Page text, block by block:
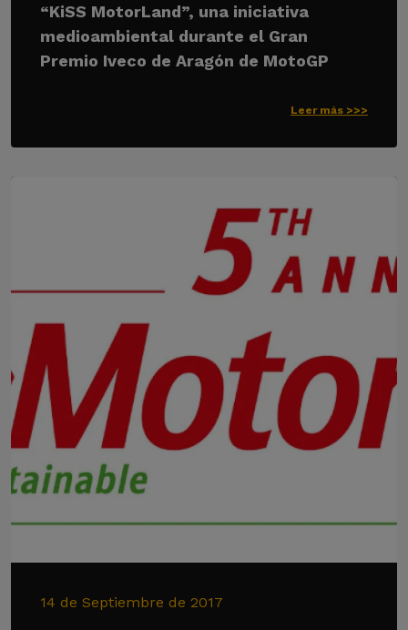
“KiSS MotorLand”, una iniciativa
medioambiental durante el Gran
Premio Iveco de Aragón de MotoGP
Leer más >>>
14 de Septiembre de 2017